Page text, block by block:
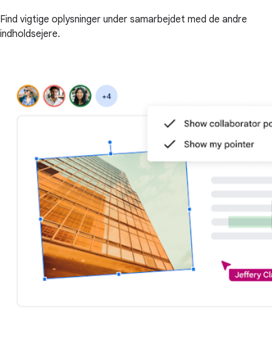
Find vigtige oplysninger under samarbejdet med de andre
indholdsejere.